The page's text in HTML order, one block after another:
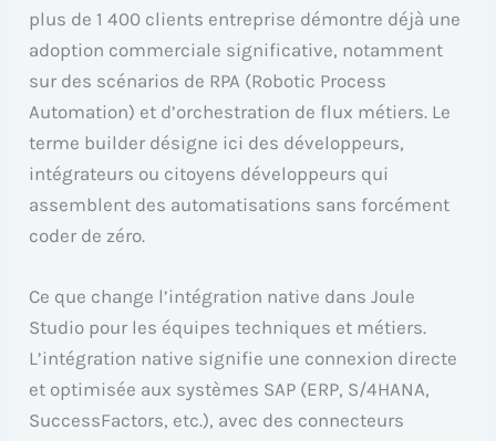
plus de 1 400 clients entreprise démontre déjà une
adoption commerciale significative, notamment
sur des scénarios de RPA (Robotic Process
Automation) et d’orchestration de flux métiers. Le
terme builder désigne ici des développeurs,
intégrateurs ou citoyens développeurs qui
assemblent des automatisations sans forcément
coder de zéro.
Ce que change l’intégration native dans Joule
Studio pour les équipes techniques et métiers.
L’intégration native signifie une connexion directe
et optimisée aux systèmes SAP (ERP, S/4HANA,
SuccessFactors, etc.), avec des connecteurs